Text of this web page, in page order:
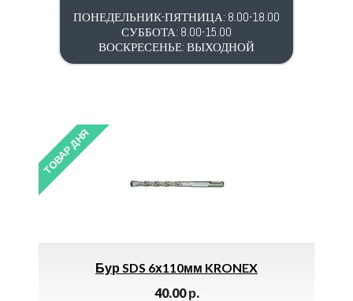
ПОНЕДЕЛЬНИК-ПЯТНИЦА: 8.00-18.00
СУББОТА: 8.00-15.00
ВОСКРЕСЕНЬЕ: ВЫХОДНОЙ
ТОВАР ДНЯ
Бур SDS 6х110мм KRONEX
40.00р.